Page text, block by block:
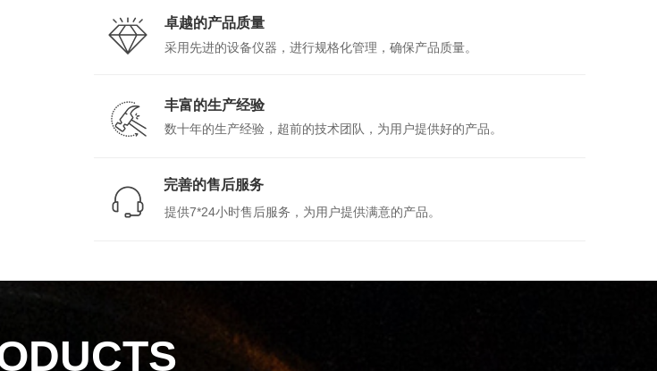
卓越的产品质量
采用先进的设备仪器，进行规格化管理，确保产品质量。
丰富的生产经验
数十年的生产经验，超前的技术团队，为用户提供好的产品。
提供7*24小时售后服务，为用户提供满意的产品。
完善的售后服务